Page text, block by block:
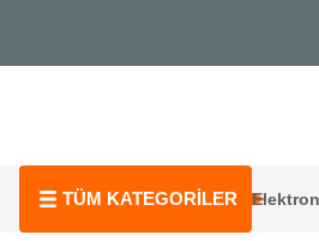
TÜM KATEGORİLER